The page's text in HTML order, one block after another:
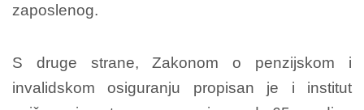
zaposlenog.
S druge strane, Zakonom o penzijskom i
invalidskom osiguranju propisan je i institut